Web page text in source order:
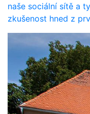
naše sociální sítě a
zkušenost hned z